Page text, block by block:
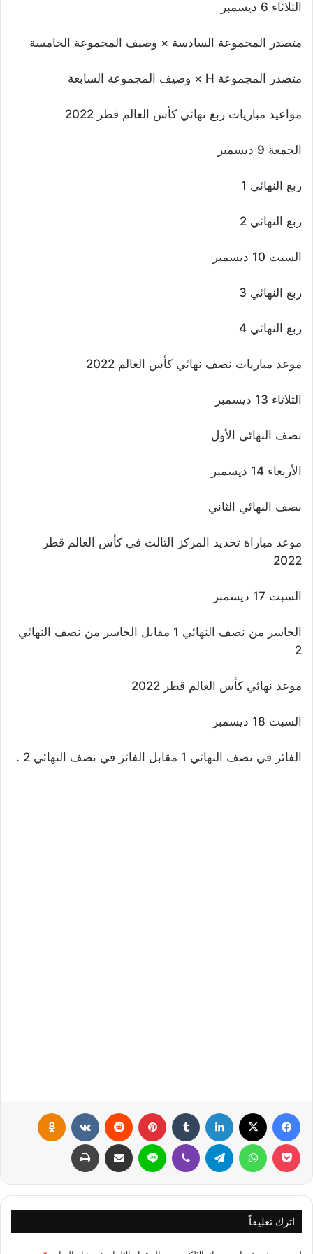
الثلاثاء 6 ديسمبر
متصدر المجموعة السادسة × وصيف المجموعة الخامسة
متصدر المجموعة H × وصيف المجموعة السابعة
مواعيد مباريات ربع نهائي كأس العالم قطر 2022
الجمعة 9 ديسمبر
ربع النهائي 1
ربع النهائي 2
السبت 10 ديسمبر
ربع النهائي 3
ربع النهائي 4
موعد مباريات نصف نهائي كأس العالم 2022
الثلاثاء 13 ديسمبر
نصف النهائي الأول
الأربعاء 14 ديسمبر
نصف النهائي الثاني
موعد مباراة تحديد المركز الثالث في كأس العالم قطر
2022
السبت 17 ديسمبر
الخاسر من نصف النهائي 1 مقابل الخاسر من نصف النهائي
2
موعد نهائي كأس العالم قطر 2022
السبت 18 ديسمبر
الفائز في نصف النهائي 1 مقابل الفائز في نصف النهائي 2 .
اترك تعليقاً